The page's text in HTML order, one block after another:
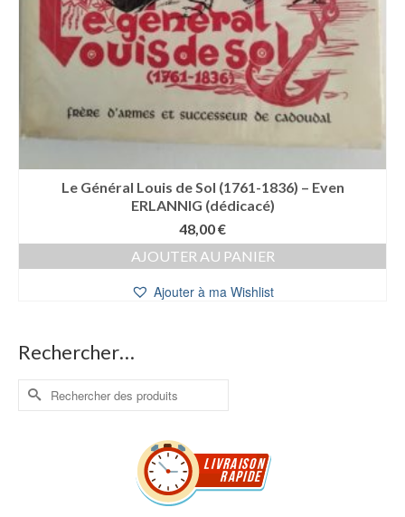
Le Général Louis de Sol (1761-1836) – Even
ERLANNIG (dédicacé)
48,00€
AJOUTER AU PANIER
Ajouter à ma Wishlist
Rechercher…
Rechercher :